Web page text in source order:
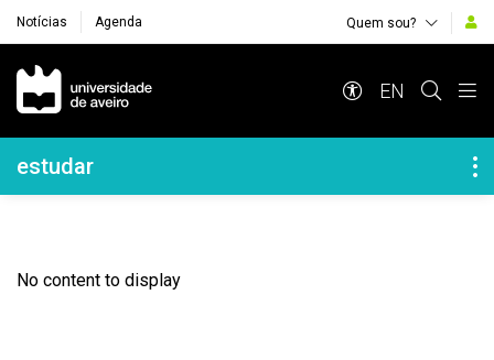
Notícias Agenda Quem sou?
Navegação Principal
EN
Navegação Lateral
estudar
No content to display